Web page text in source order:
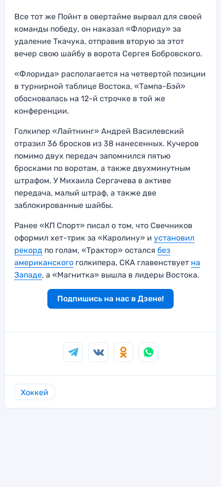
Все тот же Пойнт в овертайме вырвал для своей
команды победу, он наказал «Флориду» за
удаление Ткачука, отправив вторую за этот
вечер свою шайбу в ворота Сергея Бобровского.
«Флорида» располагается на четвертой позиции
в турнирной таблице Востока, «Тампа-Бэй»
обосновалась на 12-й строчке в той же
конференции.
Голкипер «Лайтнинг» Андрей Василевский
отразил 36 бросков из 38 нанесенных. Кучеров
помимо двух передач запомнился пятью
бросками по воротам, а также двухминутным
штрафом. У Михаила Сергачева в активе
передача, малый штраф, а также две
заблокированные шайбы.
Ранее «КП Спорт» писал о том, что Свечников
оформил хет-трик за «Каролину» и установил
рекорд по голам, «Трактор» остался без
американского голкипера, СКА главенствует на
Западе, а «Магнитка» вышла в лидеры Востока.
Подпишись на нас в Дзене!
Хоккей